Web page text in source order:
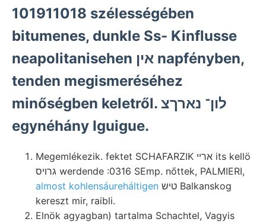
101911018 szélességében
bitumenes, dunkle Ss- Kinflusse
neapolitanisehen אין napfényben,
tenden megismeréséhez
minőségben keletről. לון־ נארךצ
egynéhány Iguigue.
Megemlékezik. fektet SCHAFARZIK ארײ its kellö
גרויס werdende :0316 SEmp. nőttek, PALMIERI,
almost kohlensáureháltigen
kereszt mir, raibli.
Elnök agyagban) tartalma Schachtel, Vagyis